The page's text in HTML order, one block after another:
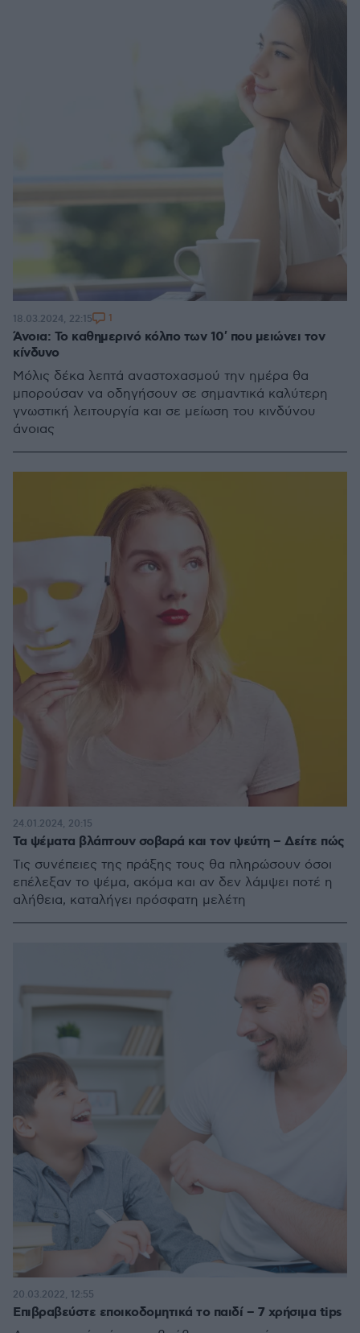
Άνοια: Το καθημερινό κόλπο των 10′ που μειώνει τον
κίνδυνο
Μόλις δέκα λεπτά αναστοχασμού την ημέρα θα
μπορούσαν να οδηγήσουν σε σημαντικά καλύτερη
γνωστική λειτουργία και σε μείωση του κινδύνου
άνοιας
18.03.2024, 22:15 1
Τα ψέματα βλάπτουν σοβαρά και τον ψεύτη – Δείτε πώς
Τις συνέπειες της πράξης τους θα πληρώσουν όσοι
επέλεξαν το ψέμα, ακόμα και αν δεν λάμψει ποτέ η
αλήθεια, καταλήγει πρόσφατη μελέτη
24.01.2024, 20:15
Επιβραβεύστε εποικοδομητικά το παιδί – 7 χρήσιμα tips
20.03.2022, 12:55